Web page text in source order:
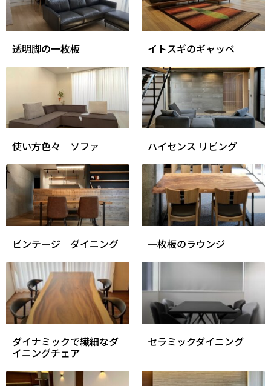
透明脚の一枚板 イトスギのギャッベ
使い方色々 ソファ ハイセンス リビング
ビンテージ ダイニング 一枚板のラウンジ
ダイナミックで繊細なダ
イニングチェア
セラミックダイニング